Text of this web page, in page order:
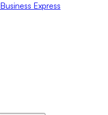
Business Express